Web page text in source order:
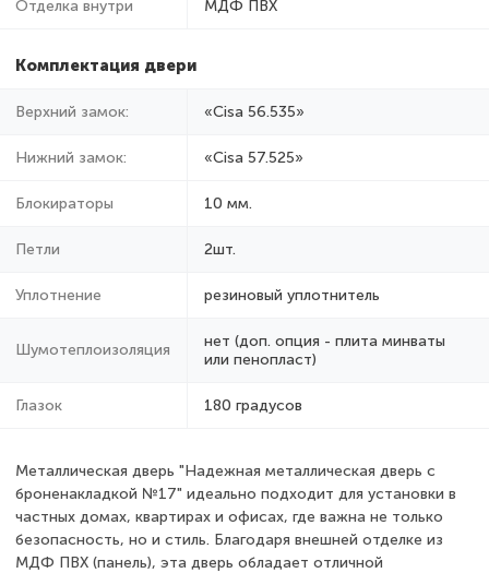
Отделка внутри МДФ ПВХ
Комплектация двери
Верхний замок: «Cisa 56.535»
Нижний замок: «Cisa 57.525»
Блокираторы 10 мм.
Петли 2шт.
Уплотнение резиновый уплотнитель
Шумотеплоизоляция
нет (доп. опция - плита минваты
или пенопласт)
Глазок 180 градусов
Металлическая дверь "Надежная металлическая дверь с
броненакладкой №17" идеально подходит для установки в
частных домах, квартирах и офисах, где важна не только
безопасность, но и стиль. Благодаря внешней отделке из
МДФ ПВХ (панель), эта дверь обладает отличной